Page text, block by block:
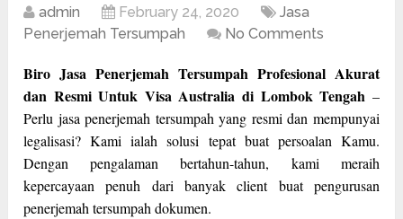
admin February 24, 2020
Jasa
Penerjemah Tersumpah
No Comments
Biro Jasa Penerjemah Tersumpah Profesional Akurat
dan Resmi Untuk Visa Australia di Lombok Tengah –
Perlu jasa penerjemah tersumpah yang resmi dan mempunyai
legalisasi? Kami ialah solusi tepat buat persoalan Kamu.
Dengan pengalaman bertahun-tahun, kami meraih
kepercayaan penuh dari banyak client buat pengurusan
penerjemah tersumpah dokumen.